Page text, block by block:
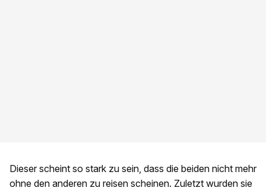
Dieser scheint so stark zu sein, dass die beiden nicht mehr
ohne den anderen zu reisen scheinen. Zuletzt wurden sie